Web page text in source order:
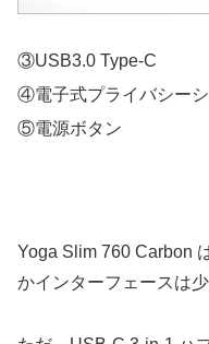
③USB3.0 Type-C
④電子式プライバシー
⑤電源ボタン
Yoga Slim 760 Carbon
かインターフェースは少